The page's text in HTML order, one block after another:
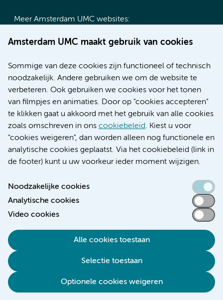
Amsterdam UMC maakt gebruik van cookies
Sommige van deze cookies zijn functioneel of technisch
noodzakelijk. Andere gebruiken we om de website te
verbeteren. Ook gebruiken we cookies voor het tonen
van filmpjes en animaties. Door op "cookies accepteren"
te klikken gaat u akkoord met het gebruik van alle cookies
zoals omschreven in ons cookiebeleid. Kiest u voor
"cookies weigeren", dan worden alleen nog functionele en
analytische cookies geplaatst. Via het cookiebeleid (link in
de footer) kunt u uw voorkeur ieder moment wijzigen.
Noodzakelijke cookies
Analytische cookies
Video cookies
Alle cookies toestaan
Selectie toestaan
Optionele cookies weigeren
Meer Amsterdam UMC websites:
Werken bij Amsterdam UMC
Nieuws
Research
Educatie locatie AMC
Educatie locatie VUmc
Verwijzen & diagnostiek
Toegankelijkheidsverklaring
Responsible disclosure